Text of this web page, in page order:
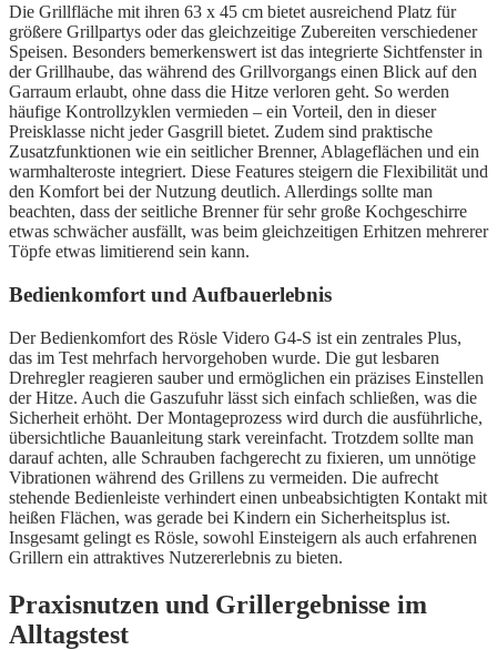
Die Grillfläche mit ihren 63 x 45 cm bietet ausreichend Platz für
größere Grillpartys oder das gleichzeitige Zubereiten verschiedener
Speisen. Besonders bemerkenswert ist das integrierte Sichtfenster in
der Grillhaube, das während des Grillvorgangs einen Blick auf den
Garraum erlaubt, ohne dass die Hitze verloren geht. So werden
häufige Kontrollzyklen vermieden – ein Vorteil, den in dieser
Preisklasse nicht jeder Gasgrill bietet. Zudem sind praktische
Zusatzfunktionen wie ein seitlicher Brenner, Ablageflächen und ein
warmhalteroste integriert. Diese Features steigern die Flexibilität und
den Komfort bei der Nutzung deutlich. Allerdings sollte man
beachten, dass der seitliche Brenner für sehr große Kochgeschirre
etwas schwächer ausfällt, was beim gleichzeitigen Erhitzen mehrerer
Töpfe etwas limitierend sein kann.
Bedienkomfort und Aufbauerlebnis
Der Bedienkomfort des Rösle Videro G4-S ist ein zentrales Plus,
das im Test mehrfach hervorgehoben wurde. Die gut lesbaren
Drehregler reagieren sauber und ermöglichen ein präzises Einstellen
der Hitze. Auch die Gaszufuhr lässt sich einfach schließen, was die
Sicherheit erhöht. Der Montageprozess wird durch die ausführliche,
übersichtliche Bauanleitung stark vereinfacht. Trotzdem sollte man
darauf achten, alle Schrauben fachgerecht zu fixieren, um unnötige
Vibrationen während des Grillens zu vermeiden. Die aufrecht
stehende Bedienleiste verhindert einen unbeabsichtigten Kontakt mit
heißen Flächen, was gerade bei Kindern ein Sicherheitsplus ist.
Insgesamt gelingt es Rösle, sowohl Einsteigern als auch erfahrenen
Grillern ein attraktives Nutzererlebnis zu bieten.
Praxisnutzen und Grillergebnisse im
Alltagstest